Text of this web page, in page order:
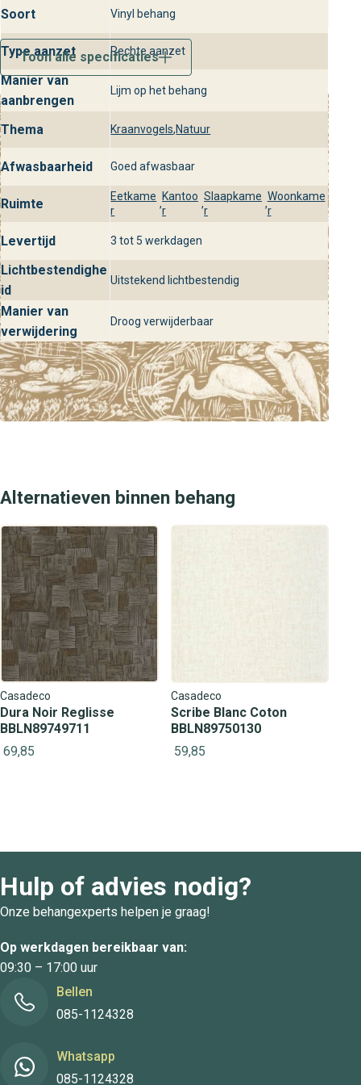
Behangplaza voor jouw perfecte
Bezoek onze winkels en bekijk behang Euphrate uit de
Babylone Cad collectie in het echt. Ervaar de rijke
materialen en zie hoe dit design jouw interieur
transformeert. Onze adviseurs staan voor je klaar met
inspiratie en professioneel advies, zodat jij de perfecte
wandbekleding vindt.
Soort Vinyl behang
Type aanzet Rechte aanzet
Manier van
aanbrengen
Lijm op het behang
Thema Kraanvogels,Natuur
Afwasbaarheid Goed afwasbaar
Ruimte
Eetkame
r
,
Kantoo
r
,
Slaapkame
r
,
Woonkame
r
Levertijd 3 tot 5 werkdagen
Lichtbestendighe
id
Uitstekend lichtbestendig
Manier van
verwijdering
Droog verwijderbaar
Toon alle specificaties
Alternatieven binnen behang
Casadeco
Dura Noir Reglisse
BBLN89749711
69,85
Casadeco
Scribe Blanc Coton
BBLN89750130
59,85
Hulp of advies nodig?
Onze behangexperts helpen je graag!
Op werkdagen bereikbaar van:
09:30 – 17:00 uur
Bellen
085-1124328
Whatsapp
085-1124328